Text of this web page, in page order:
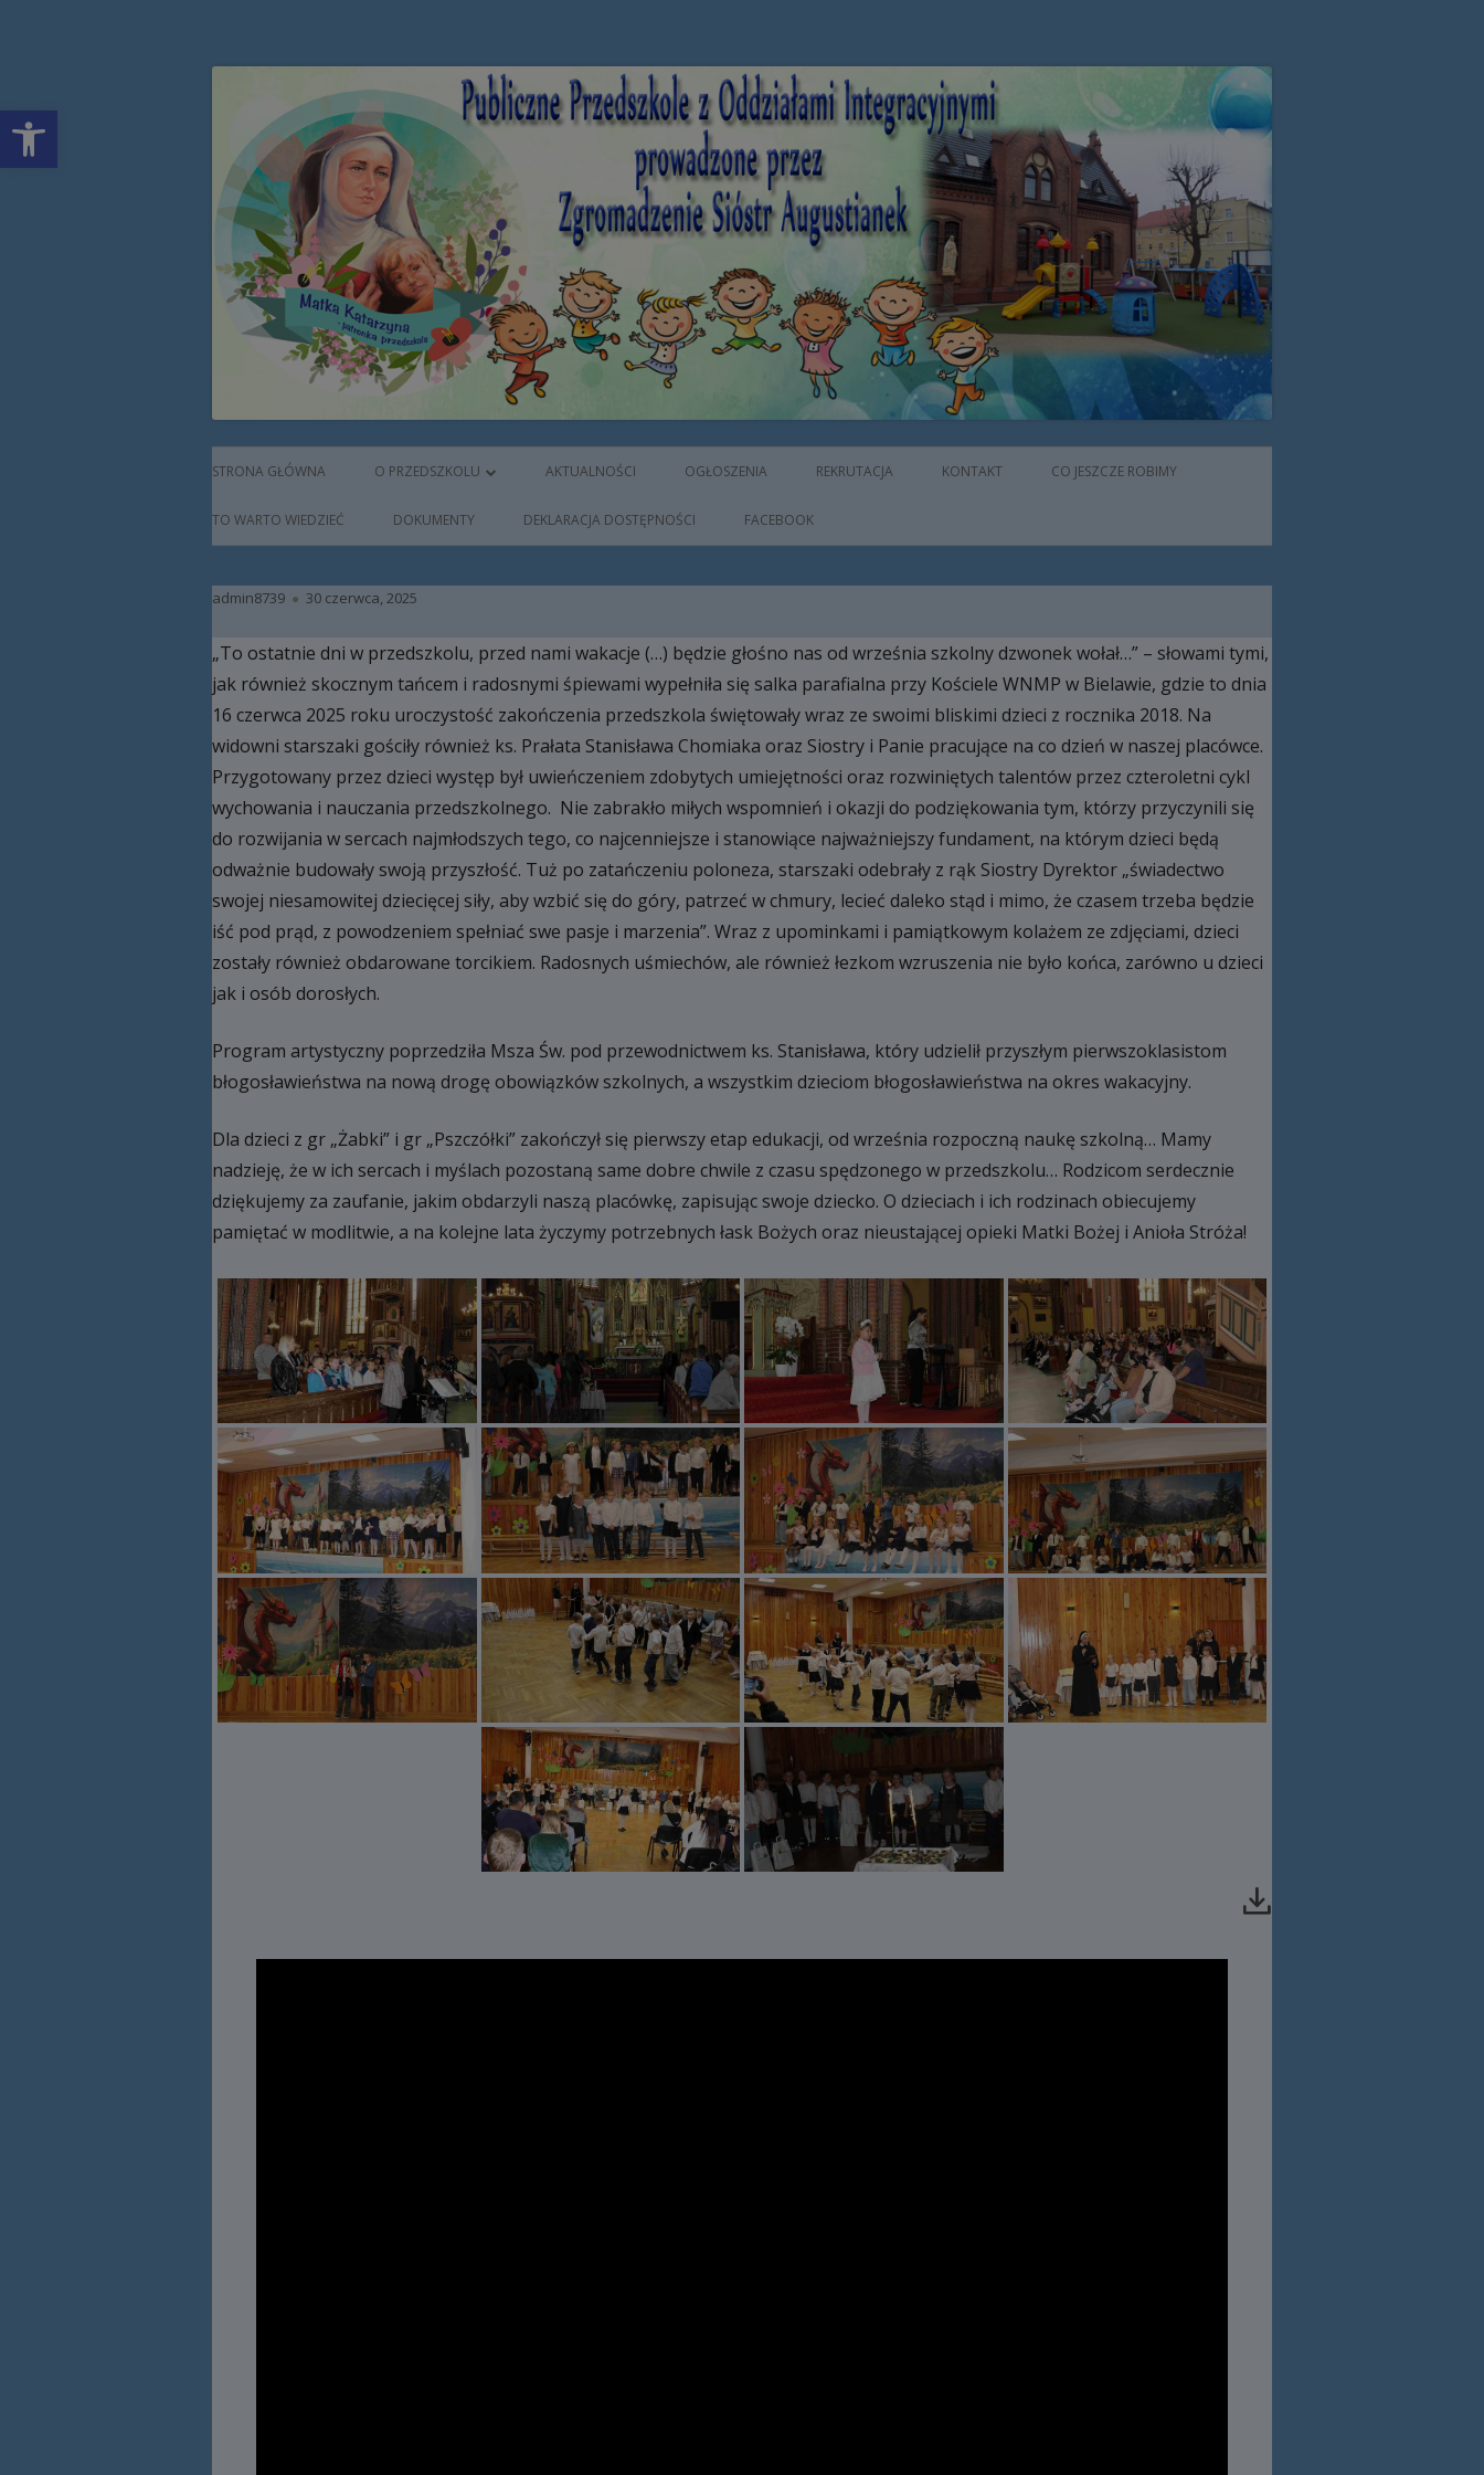
Open toolbar
Publiczne Przedszkole z Oddziałami Integracyjnymi prowadzone przez Zgromadzenie Sióstr
Augustianek
Menu
główne
STRONA GŁÓWNA O PRZEDSZKOLU
HISTORIA
RAMOWY PLAN DNIA
HARMONOGRAM WYDARZEŃ
ZAJĘCIA
NIEPEŁNOSPRAWNYM
BAZA LOKALOWA
AKTUALNOŚCI OGŁOSZENIA REKRUTACJA KONTAKT CO JESZCZE ROBIMY
TO WARTO WIEDZIEĆ DOKUMENTY DEKLARACJA DOSTĘPNOŚCI FACEBOOK
Autor
admin8739 Opublikowano
30 czerwca, 2025
„To ostatnie dni w przedszkolu, przed nami wakacje (…) będzie głośno nas od września szkolny dzwonek wołał…” – słowami tymi,
jak również skocznym tańcem i radosnymi śpiewami wypełniła się salka parafialna przy Kościele WNMP w Bielawie, gdzie to dnia
16 czerwca 2025 roku uroczystość zakończenia przedszkola świętowały wraz ze swoimi bliskimi dzieci z rocznika 2018. Na
widowni starszaki gościły również ks. Prałata Stanisława Chomiaka oraz Siostry i Panie pracujące na co dzień w naszej placówce.
Przygotowany przez dzieci występ był uwieńczeniem zdobytych umiejętności oraz rozwiniętych talentów przez czteroletni cykl
wychowania i nauczania przedszkolnego. Nie zabrakło miłych wspomnień i okazji do podziękowania tym, którzy przyczynili się
do rozwijania w sercach najmłodszych tego, co najcenniejsze i stanowiące najważniejszy fundament, na którym dzieci będą
odważnie budowały swoją przyszłość. Tuż po zatańczeniu poloneza, starszaki odebrały z rąk Siostry Dyrektor „świadectwo
swojej niesamowitej dziecięcej siły, aby wzbić się do góry, patrzeć w chmury, lecieć daleko stąd i mimo, że czasem trzeba będzie
iść pod prąd, z powodzeniem spełniać swe pasje i marzenia”. Wraz z upominkami i pamiątkowym kolażem ze zdjęciami, dzieci
zostały również obdarowane torcikiem. Radosnych uśmiechów, ale również łezkom wzruszenia nie było końca, zarówno u dzieci
jak i osób dorosłych.
Program artystyczny poprzedziła Msza Św. pod przewodnictwem ks. Stanisława, który udzielił przyszłym pierwszoklasistom
błogosławieństwa na nową drogę obowiązków szkolnych, a wszystkim dzieciom błogosławieństwa na okres wakacyjny.
Dla dzieci z gr „Żabki” i gr „Pszczółki” zakończył się pierwszy etap edukacji, od września rozpoczną naukę szkolną… Mamy
nadzieję, że w ich sercach i myślach pozostaną same dobre chwile z czasu spędzonego w przedszkolu… Rodzicom serdecznie
dziękujemy za zaufanie, jakim obdarzyli naszą placówkę, zapisując swoje dziecko. O dzieciach i ich rodzinach obiecujemy
pamiętać w modlitwie, a na kolejne lata życzymy potrzebnych łask Bożych oraz nieustającej opieki Matki Bożej i Anioła Stróża!